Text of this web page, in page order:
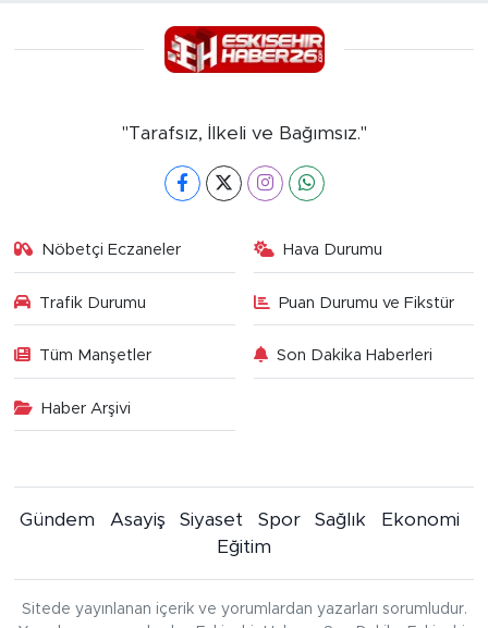
"Tarafsız, İlkeli ve Bağımsız."
Nöbetçi Eczaneler Hava Durumu
Trafik Durumu Puan Durumu ve Fikstür
Tüm Manşetler Son Dakika Haberleri
Haber Arşivi
Gündem Asayiş Siyaset Spor Sağlık
Ekonomi
Eğitim
Sitede yayınlanan içerik ve yorumlardan yazarları sorumludur.